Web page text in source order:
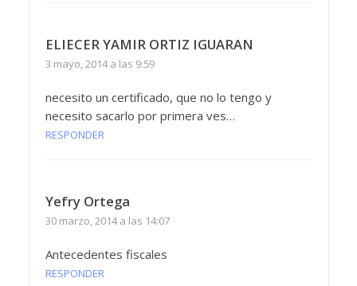
ELIECER YAMIR ORTIZ IGUARAN
3 mayo, 2014 a las 9:59
necesito un certificado, que no lo tengo y
necesito sacarlo por primera ves…
RESPONDER
Yefry Ortega
30 marzo, 2014 a las 14:07
Antecedentes fiscales
RESPONDER